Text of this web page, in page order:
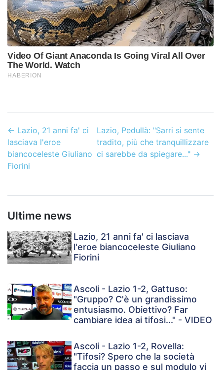
← Lazio, 21 anni fa' ci
lasciava l'eroe
biancoceleste Giuliano
Fiorini
Lazio, Pedullà: "Sarri si sente
tradito, più che tranquillizzare
ci sarebbe da spiegare..."→
Ultime news
Lazio, 21 anni fa' ci lasciava
l'eroe biancoceleste Giuliano
Fiorini
Ascoli - Lazio 1-2, Gattuso:
"Gruppo? C'è un grandissimo
entusiasmo. Obiettivo? Far
cambiare idea ai tifosi..." - VIDEO
Ascoli - Lazio 1-2, Rovella:
"Tifosi? Spero che la società
faccia un passo e sul modulo vi